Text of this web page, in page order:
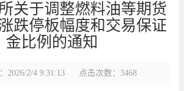
关于调整燃料油等期货
跌停板幅度和交易保证
金比例的通知
2026/2/4 9:31:13 点击次数：3468